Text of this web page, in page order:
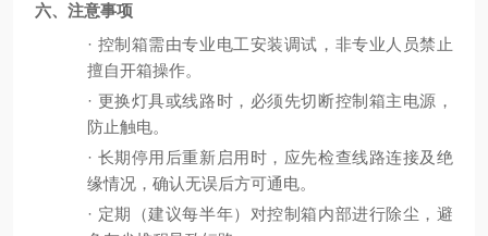
六、注意事项
· 控制箱需由专业电工安装调试，非专业人员禁止
擅自开箱操作。
· 更换灯具或线路时，必须先切断控制箱主电源，
防止触电。
· 长期停用后重新启用时，应先检查线路连接及绝
缘情况，确认无误后方可通电。
· 定期（建议每半年）对控制箱内部进行除尘，避